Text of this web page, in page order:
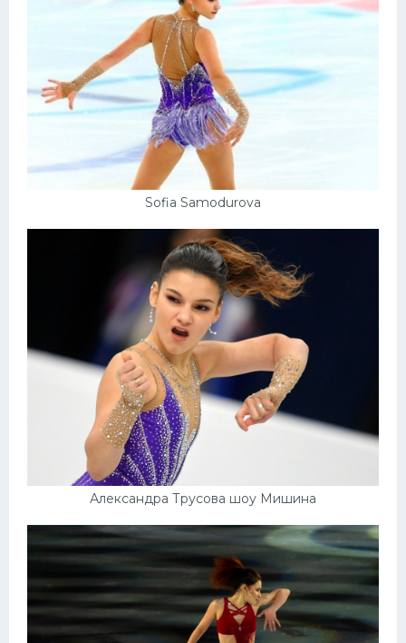
Sofia Samodurova
Александра Трусова шоу Мишина